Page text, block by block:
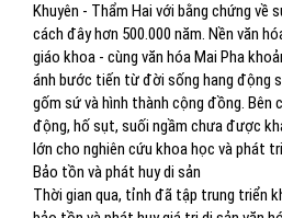
Khuyên - Thẩm Hai với bằng chứng về
cách đây hơn 500.000 năm. Nền văn
giáo khoa - cùng văn hóa Mai Pha
ánh bước tiến từ đời sống hang động
gốm sứ và hình thành cộng đồng. Bên
động, hố sụt, suối ngầm chưa được
lớn cho nghiên cứu khoa học và phát
Bảo tồn và phát huy di sản
Thời gian qua, tỉnh đã tập trung triển